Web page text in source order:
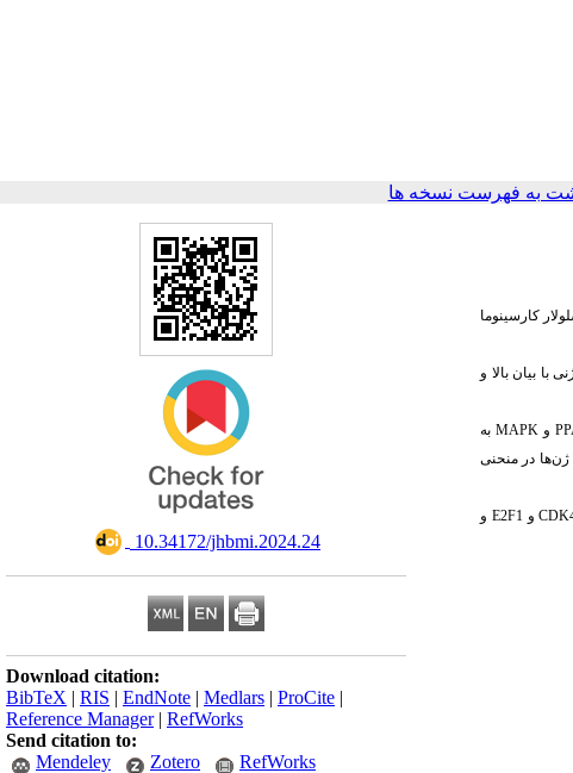
به فهرست نسخه ها
‎ 10.34172/jhbmi.2024.24
Download citation:
BibTeX | RIS | EndNote | Medlars | ProCite |
Reference Manager| RefWorks
Send citation to:
Mendeley
Zotero RefWorks
کارسینوما
با بیان بالا و
و MAPK به
ژن‌ها در منحنی
و E2F1 و